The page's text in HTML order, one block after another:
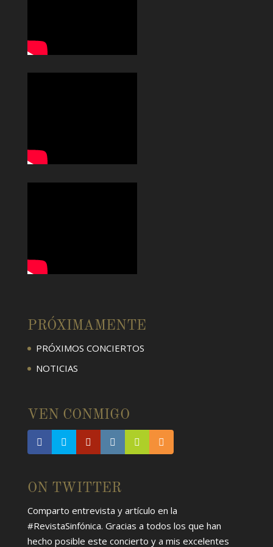
PRÓXIMAMENTE
PRÓXIMOS CONCIERTOS
NOTICIAS
VEN CONMIGO
ON TWITTER
Comparto entrevista y artículo en la
#RevistaSinfónica. Gracias a todos los que han
hecho posible este concierto y a mis excelentes